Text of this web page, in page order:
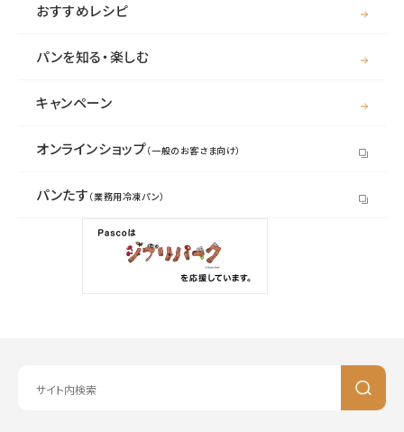
おすすめレシピ
パンを知る・楽しむ
キャンペーン
オンラインショップ（一般のお客さま向け）
パンたす （業務用冷凍パン）